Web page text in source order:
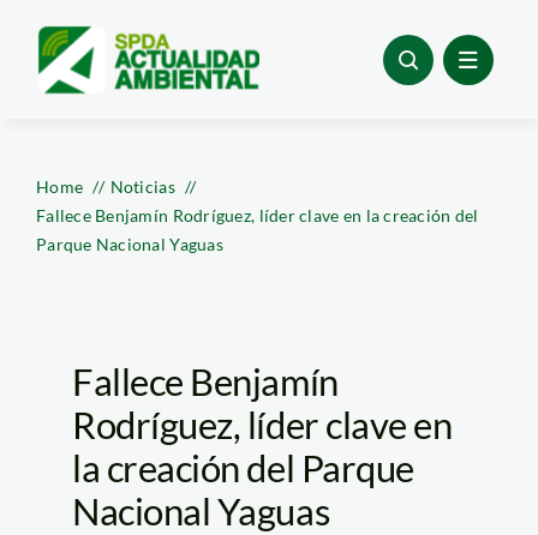
content
Home
Noticias
Fallece Benjamín Rodríguez, líder clave en la creación del
Parque Nacional Yaguas
Fallece Benjamín
Rodríguez, líder clave en
la creación del Parque
Nacional Yaguas